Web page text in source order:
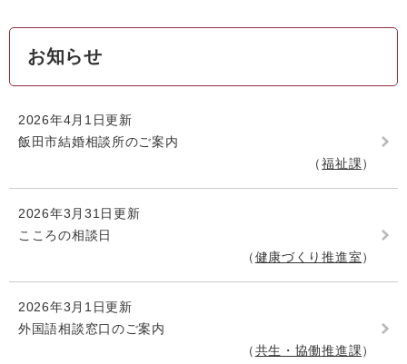
お知らせ
2026年4月1日更新
飯田市結婚相談所のご案内
福祉課
2026年3月31日更新
こころの相談日
健康づくり推進室
2026年3月1日更新
外国語相談窓口のご案内
共生・協働推進課